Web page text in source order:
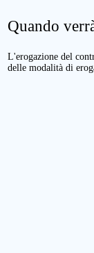
Quando
L'erogazione del
delle modalità di